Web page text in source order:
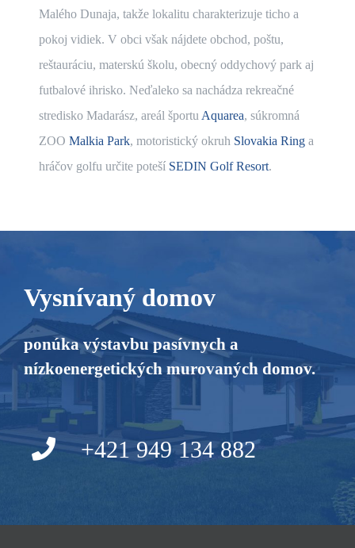
Malého Dunaja, takže lokalitu charakterizuje ticho a
pokoj vidiek. V obci však nájdete obchod, poštu,
reštauráciu, materskú školu, obecný oddychový park aj
futbalové ihrisko. Neďaleko sa nachádza rekreačné
stredisko Madarász, areál športu Aquarea, súkromná
ZOO Malkia Park, motoristický okruh Slovakia Ringa
hráčov golfu určite poteší SEDIN Golf Resort.
Vysnívaný domov
ponúka výstavbu pasívnych a
nízkoenergetických murovaných domov.
+421 949 134 882